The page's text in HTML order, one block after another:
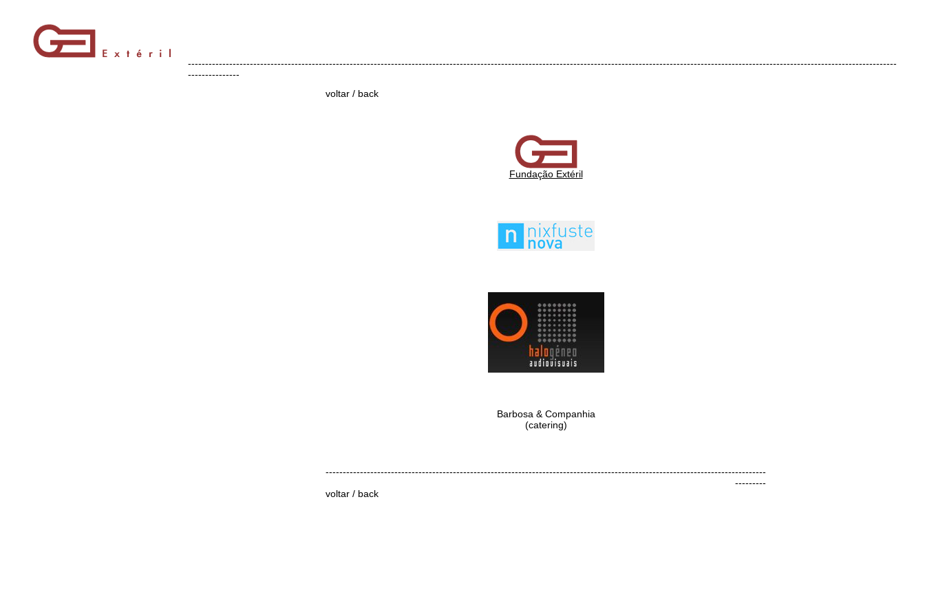
--------------------------------------------------------------------------------------------------------------------------------------------------------------------------------------------------------------
---------------
voltar / back
Fundação Extéril
Barbosa & Companhia
(catering)
--------------------------------------------------------------------------------------------------------------------------------
---------
voltar / back